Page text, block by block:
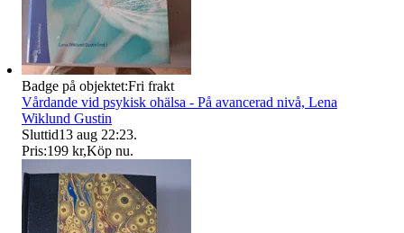
Badge på objektet:Fri frakt
Vårdande vid psykisk ohälsa - På avancerad nivå, Lena
Wiklund Gustin
Sluttid13 aug 22:23.
Pris:199 kr,Köp nu.